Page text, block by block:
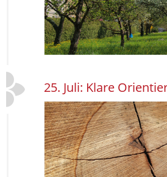
25. Juli: Klare